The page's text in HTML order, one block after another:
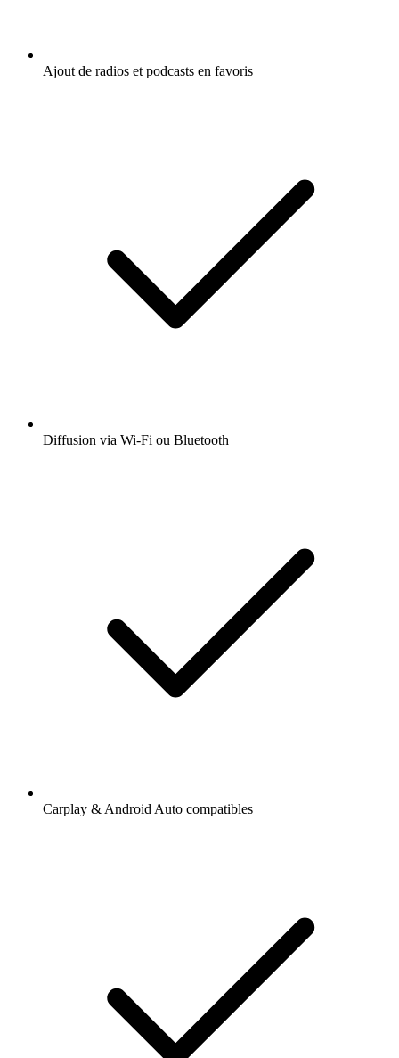
Ajout de radios et podcasts en favoris
Diffusion via Wi-Fi ou Bluetooth
Carplay & Android Auto compatibles